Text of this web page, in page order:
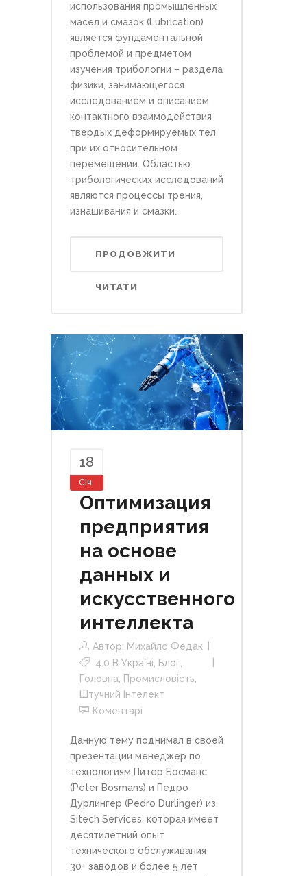
использования промышленных
масел и смазок (Lubrication)
является фундаментальной
проблемой и предметом
изучения трибологии – раздела
физики, занимающегося
исследованием и описанием
контактного взаимодействия
твердых деформируемых тел
при их относительном
перемещении. Областью
трибологических исследований
являются процессы трения,
изнашивания и смазки.
ПРОДОВЖИТИ
ЧИТАТИ
18
Січ
Оптимизация
предприятия
на основе
данных и
искусственного
интеллекта
Автор: Михайло Федак
4.0 В Україні, Блог,
Головна, Промисловість,
Штучний Інтелект
Коментарі
Данную тему поднимал в своей
презентации менеджер по
технологиям Питер Босманс
(Peter Bosmans) и Педро
Дурлингер (Pedro Durlinger) из
Sitech Services, которая имеет
десятилетний опыт
технического обслуживания
30+ заводов и более 5 лет